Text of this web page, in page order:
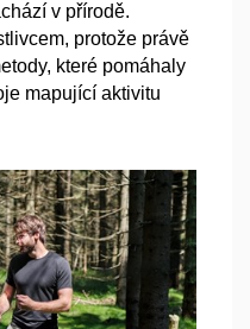
v přírodě.
protože právě
které pomáhaly
mapující aktivitu